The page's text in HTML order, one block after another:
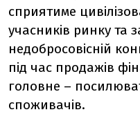
сприятиме
учасників ринку та
недобросовісній
під час продажів
головне –
споживачів.